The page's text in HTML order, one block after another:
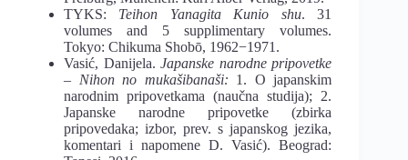
TYKS: Teihon Yanagita Kunio shu. 31
volumes and 5 supplimentary volumes.
Tokyo: Chikuma Shobō, 1962−1971.
Vasić, Danijela.Japanske narodne pripovetke
– Nihon no mukašibanaši: 1. O japanskim
narodnim pripovetkama (naučna studija); 2.
Japanske narodne pripovetke (zbirka
pripovedaka; izbor, prev. s japanskog jezika,
komentari i napomene D. Vasić). Beograd: